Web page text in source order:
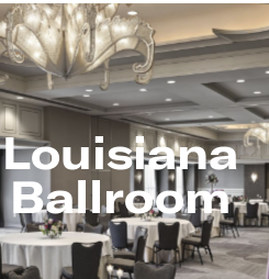
Louisiana
Ballroom